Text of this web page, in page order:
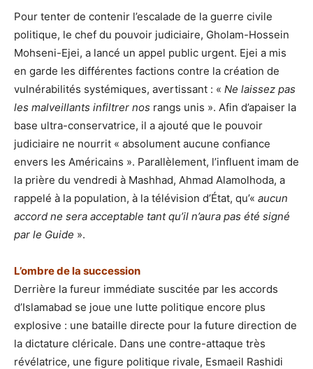
Pour tenter de contenir l’escalade de la guerre civile
politique, le chef du pouvoir judiciaire, Gholam-Hossein
Mohseni-Ejei, a lancé un appel public urgent. Ejei a mis
en garde les différentes factions contre la création de
vulnérabilités systémiques, avertissant : « Ne laissez pas
les malveillants infiltrer nos rangs unis ». Afin d’apaiser la
base ultra-conservatrice, il a ajouté que le pouvoir
judiciaire ne nourrit « absolument aucune confiance
envers les Américains ». Parallèlement, l’influent imam de
la prière du vendredi à Mashhad, Ahmad Alamolhoda, a
rappelé à la population, à la télévision d’État, qu’« aucun
accord ne sera acceptable tant qu’il n’aura pas été signé
par le Guide ».
L’ombre de la succession
Derrière la fureur immédiate suscitée par les accords
d’Islamabad se joue une lutte politique encore plus
explosive : une bataille directe pour la future direction de
la dictature cléricale. Dans une contre-attaque très
révélatrice, une figure politique rivale, Esmaeil Rashidi